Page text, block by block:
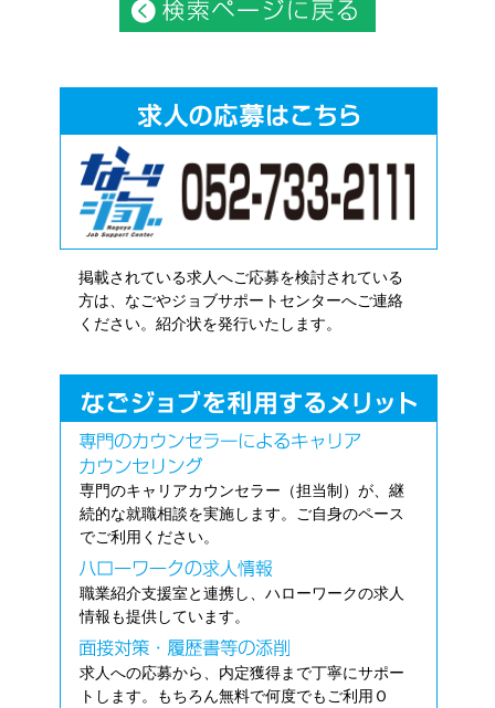
掲載されている求人へご応募を検討されている
方は、なごやジョブサポートセンターへご連絡
ください。紹介状を発行いたします。
専門のキャリアカウンセラー（担当制）が、継
続的な就職相談を実施します。ご自身のペース
でご利用ください。
職業紹介支援室と連携し、ハローワークの求人
情報も提供しています。
求人への応募から、内定獲得まで丁寧にサポー
トします。もちろん無料で何度でもご利用Ｏ